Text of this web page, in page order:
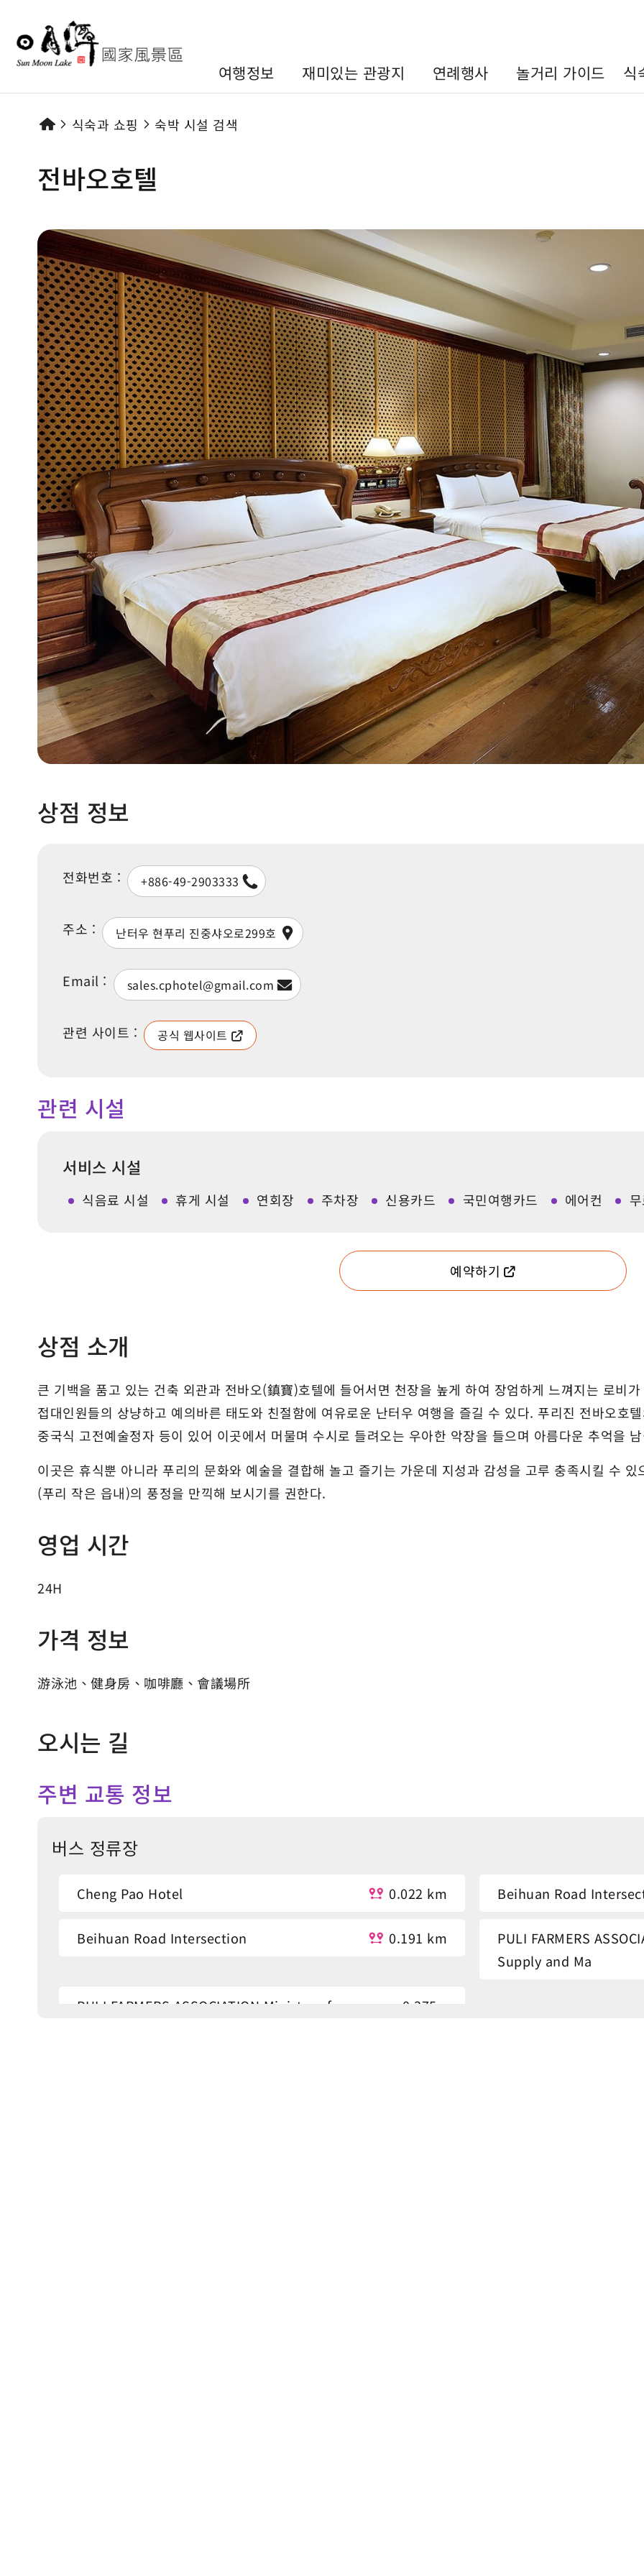
여행정보 재미있는 관광지 연례행사 놀거리 가이드 식
식숙과 쇼핑 숙박 시설 검색
전바오호텔
상점 정보
전화번호 : +886-49-2903333
주소 : 난터우 현푸리 진중샤오로299호
Email : sales.cphotel@gmail.com
관련 사이트 : 공식 웹사이트
관련 시설
서비스 시설
식음료 시설 휴게 시설 연회장 주차장 신용카드 국민여행카드 에어컨
예약하기
상점 소개
큰 기백을 품고 있는 건축 외관과 전바오(鎮寶)호텔에 들어서면 천장을 높게 하여 장엄하게 느껴지는 로비
접대인원들의 상냥하고 예의바른 태도와 친절함에 여유로운 난터우 여행을 즐길 수 있다. 푸리진 전바오호
중국식 고전예술정자 등이 있어 이곳에서 머물며 수시로 들려오는 우아한 악장을 들으며 아름다운 추억을
이곳은 휴식뿐 아니라 푸리의 문화와 예술을 결합해 놀고 즐기는 가운데 지성과 감성을 고루 충족시킬 수
(푸리 작은 읍내)의 풍정을 만끽해 보시기를 권한다.
영업 시간
24H
가격 정보
游泳池、健身房、咖啡廳、會議場所
오시는 길
주변 교통 정보
버스 정류장
Cheng Pao Hotel 0.022 km Beihuan Road
Beihuan Road Intersection 0.191 km
PULI FARMERS
Supply and Ma
PULI FARMERS ASSOCIATION Ministry of
0.375